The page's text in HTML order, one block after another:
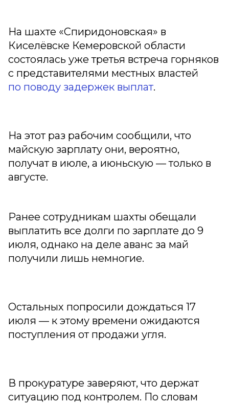
На шахте «Спиридоновская» в
Киселёвске Кемеровской области
состоялась уже третья встреча горняков
с представителями местных властей
по поводу задержек выплат.
На этот раз рабочим сообщили, что
майскую зарплату они, вероятно,
получат в июле, а июньскую — только в
августе.
Ранее сотрудникам шахты обещали
выплатить все долги по зарплате до 9
июля, однако на деле аванс за май
получили лишь немногие.
Остальных попросили дождаться 17
июля — к этому времени ожидаются
поступления от продажи угля.
В прокуратуре заверяют, что держат
ситуацию под контролем. По словам